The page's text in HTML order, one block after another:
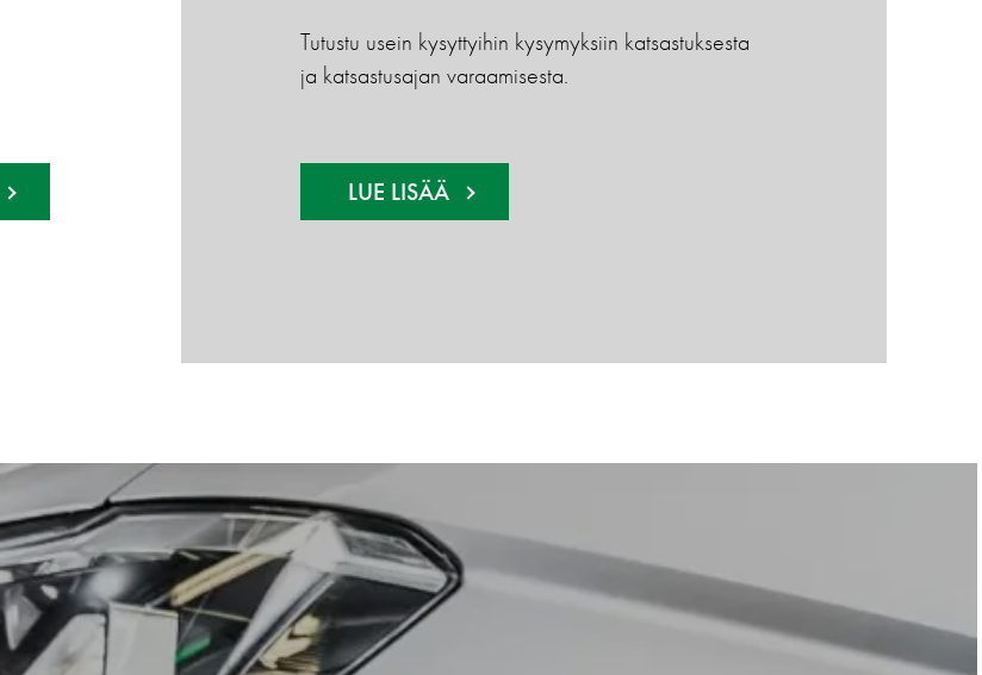
Tutustu usein kysyttyihin kysymyksiin katsastuksesta
ja katsastusajan varaamisesta.
LUE LISÄÄ